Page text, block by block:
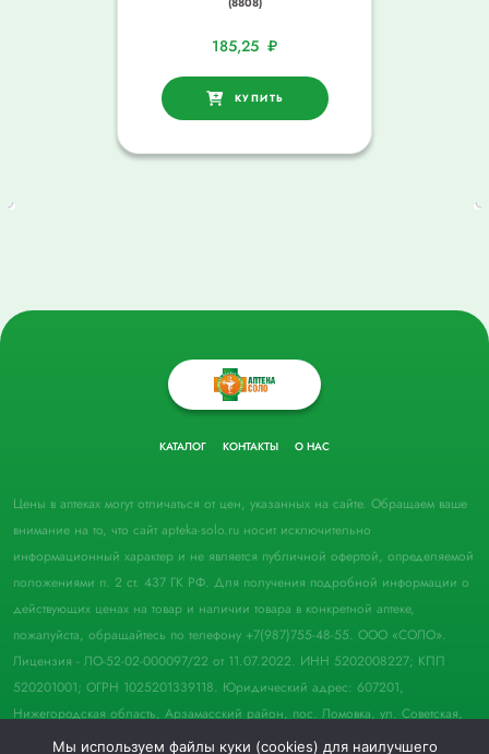
185,25 ₽
КУПИТЬ
КАТАЛОГ КОНТАКТЫ О НАС
Цены в аптеках могут отличаться от цен, указанных на сайте. Обращаем ваше
внимание на то, что сайт apteka-solo.ru носит исключительно
информационный характер и не является публичной офертой, определяемой
положениями п. 2 ст. 437 ГК РФ. Для получения подробной информации о
действующих ценах на товар и наличии товара в конкретной аптеке,
пожалуйста, обращайтесь по телефону +7(987)755-48-55. ООО «СОЛО».
Лицензия - ЛО-52-02-000097/22 от 11.07.2022. ИНН 5202008227; КПП
520201001; ОГРН 1025201339118. Юридический адрес: 607201,
Нижегородская область, Арзамасский район, пос. Ломовка, ул. Советская,
д. 33, пом. 21.
Мы используем файлы куки (cookies) для наилучшего